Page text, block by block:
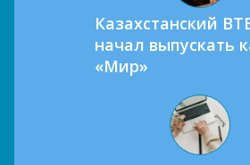
Казахстанский
начал выпускать
«Мир»